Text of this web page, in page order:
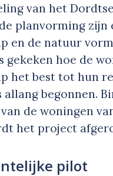
van het
planvorming zijn
en de natuur
gekeken hoe de
het best tot hun
begonnen.
de woningen
het project
pilot